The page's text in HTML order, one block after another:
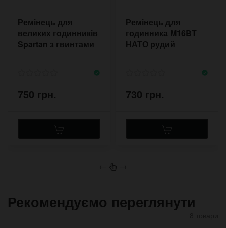
Ремінець для
великих годинників
Spartan з гвинтами
750 грн.
Ремінець для
годинника M16BT
НАТО рудий
730 грн.
← →
Рекомендуємо переглянути